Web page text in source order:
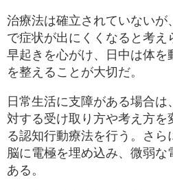
治療法は確立されていないが
で症状が出にくくなると考
早起きを心がけ、日中は体を
を整えることが大切だ。
日常生活に支障がある場合
対する受け取り方や考え方
る認知行動療法を行う。さ
脳に電極を埋め込み、微弱な
ある。